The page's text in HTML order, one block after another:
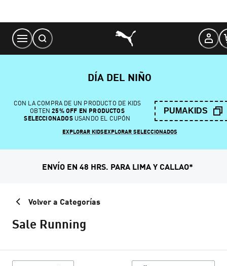
Content
DÍA DEL NIÑO
CON LA COMPRA DE UN PRODUCTO DE KIDS
OBTEN 25% OFF EN PRODUCTOS
SELECCIONADOSUSANDO EL CUPÓN
PUMAKIDS
EXPLORAR KIDSEXPLORAR SELECCIONADOS
ENVÍO EN 48 HRS. PARA LIMA Y CALLAO*
Volver a Categorías
Sale Running